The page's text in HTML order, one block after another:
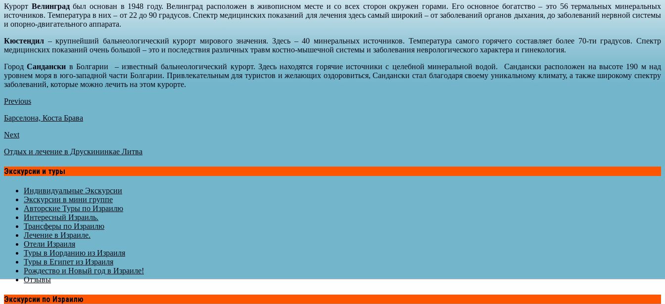
Курорт Велинградбыл основан в 1948 году. Велинград расположен в живописном месте и со всех сторон окружен горами. Его основное богатство – это 56 термальных минеральных
источников. Температура в них – от 22 до 90 градусов. Спектр медицинских показаний для лечения здесь самый широкий – от заболеваний органов дыхания, до заболеваний нервной системы
и опорно-двигательного аппарата.
Кюстендил – крупнейший бальнеологический курорт мирового значения. Здесь – 40 минеральных источников. Температура самого горячего составляет более 70-ти градусов. Спектр
медицинских показаний очень большой – это и последствия различных травм костно-мышечной системы и заболевания неврологического характера и гинекология.
ГородСандански в Болгарии – известный бальнеологический курорт. Здесь находятся горячие источники с целебной минеральной водой. Сандански расположен на высоте 190 м над
уровнем моря в юго-западной части Болгарии. Привлекательным для туристов и желающих оздоровиться, Сандански стал благодаря своему уникальному климату, а также широкому спектру
заболеваний, которые можно лечить на этом курорте.
Previous
Барселона, Коста Брава
Next
Отдых и лечение в Друскининкае Литва
Экскурсии и туры
Индивидуальные Экскурсии
Экскурсии в мини группе
Авторские Туры по Израилю
Интересный Израиль.
Трансферы по Израилю
Лечение в Израиле.
Отели Израиля
Туры в Иорданию из Израиля
Туры в Египет из Израиля
Рождество и Новый год в Израиле!
Отзывы
Экскурсии по Израилю